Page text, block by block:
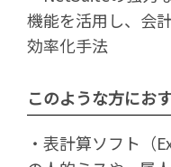
機能を活用し、会
効率化手法
このような方にお
・表計算ソフト（